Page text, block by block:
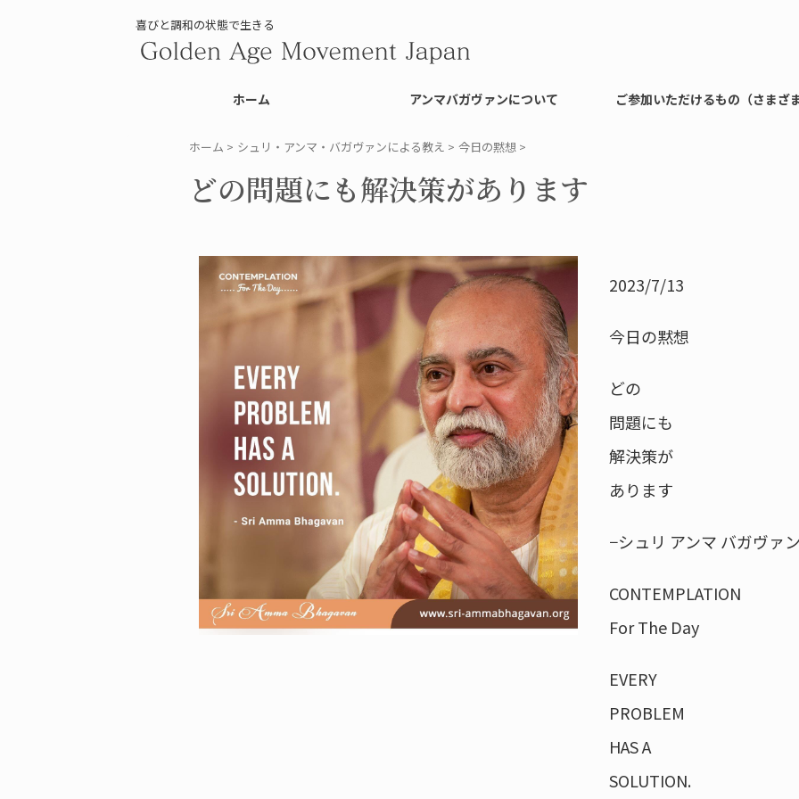
喜びと調和の状態で生きる
ホーム アンマバガヴァンについて ご参加いただけるもの（さまざ
ホーム > シュリ・アンマ・バガヴァンによる教え > 今日の黙想 >
どの問題にも解決策があります
2023/7/13
今日の黙想
どの
問題にも
解決策が
あります
−シュリ アンマ バガヴァ
CONTEMPLATION
For The Day
EVERY
PROBLEM
HAS A
SOLUTION.